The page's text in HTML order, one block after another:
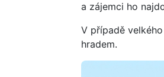
a zájemci ho
V případě
hradem.